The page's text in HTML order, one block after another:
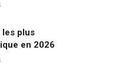
les plus
en 2026